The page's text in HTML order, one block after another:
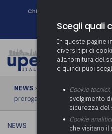
Chi siamo
NEWS › Rilevazione Permessi
prorogato al 15/07/2021
NEWS
Scegli quali
In queste pagine
diversi tipi di
alla fornitura del
e quindi puoi
Cookie tecnici:
svolgimento
sicurezza del
Cookie analitici
che visitano il